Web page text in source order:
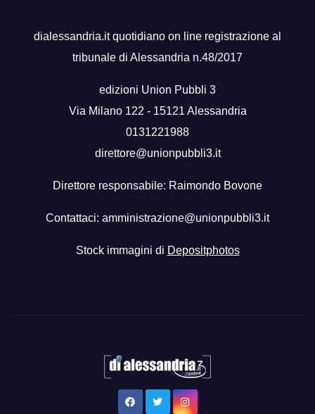
dialessandria.it quotidiano on line registrazione al
tribunale di Alessandria n.48/2017
edizioni Union Pubbli 3
Via Milano 122 - 15121 Alessandria
0131221988
direttore@unionpubbli3.it
Direttore responsabile: Raimondo Bovone
Contattaci: amministrazione@unionpubbli3.it
Stock immagini di Depositphotos